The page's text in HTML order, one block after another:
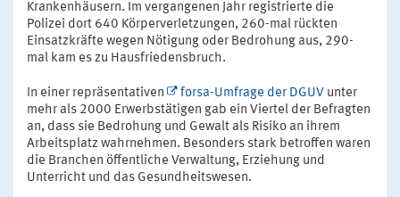
Krankenhäusern. Im vergangenen Jahr registrierte die
Polizei dort 640 Körperverletzungen, 260-mal rückten
Einsatzkräfte wegen Nötigung oder Bedrohung aus, 290-
mal kam es zu Hausfriedensbruch.
In einer repräsentativen forsa-Umfrage der DGUV unter
mehr als 2000 Erwerbstätigen gab ein Viertel der Befragten
an, dass sie Bedrohung und Gewalt als Risiko an ihrem
Arbeitsplatz wahrnehmen. Besonders stark betroffen waren
die Branchen öffentliche Verwaltung, Erziehung und
Unterricht und das Gesundheitswesen.